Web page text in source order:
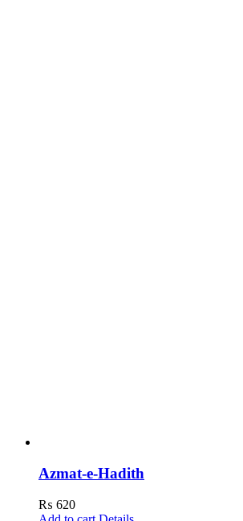
Azmat-e-Hadith
₨ 620